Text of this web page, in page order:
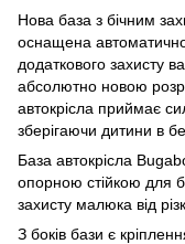
Нова база з бічним
оснащена
додаткового захисту
абсолютно новою
автокрісла приймає
зберігаючи дитини в
База автокрісла
опорною стійкою для
захисту малюка від
З боків бази є